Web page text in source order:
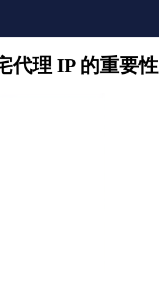
代理 IP 的重要性